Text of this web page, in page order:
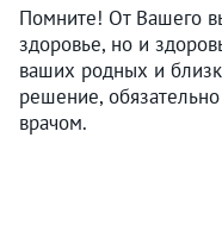
Помните! От Вашего
здоровье, но и
ваших родных и
решение,
врачом.